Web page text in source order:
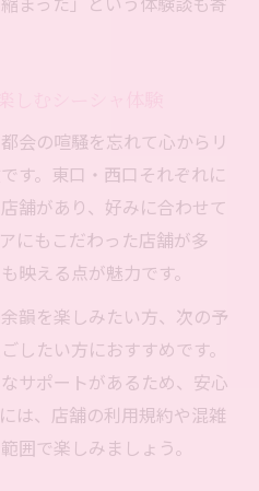
会の喧騒を忘れて心からリ
す。東口・西口それぞれに
舗があり、好みに合わせて
にもこだわった店舗が多
映える点が魅力です。
韻を楽しみたい方、次の予
したい方におすすめです。
サポートがあるため、安心
は、店舗の利用規約や混雑
囲で楽しみましょう。